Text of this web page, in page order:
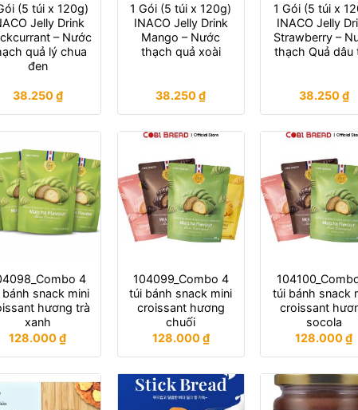
(5 túi x 120g)
Jelly Drink
– Nước
quả lý chua
đen
38.250₫
1 Gói (5 túi x 120g)
INACO Jelly Drink
Mango – Nước
thạch quả xoài
38.250₫
1 Gói (5 túi x
INACO Jelly
Strawberry –
thạch Quả dâu
38.250₫
4
bánh snack mini
hương trà
xanh
128.000₫
104099_Combo 4
túi bánh snack mini
croissant hương
chuối
128.000₫
túi bánh snack
croissant
socola
128.000₫